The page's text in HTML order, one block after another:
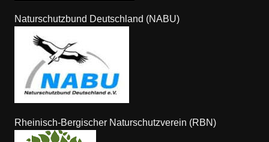
Naturschutzbund Deutschland (NABU)
Rheinisch-Bergischer Naturschutzverein (RBN)